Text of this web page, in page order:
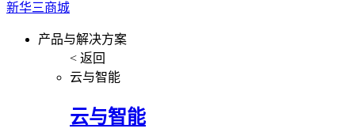
新华三商城
产品与解决方案
< 返回
云与智能
云与智能